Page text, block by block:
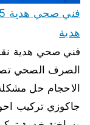
هدية
فني صحي هدية
الصرف الصحي
الاحجام حل
جاكوزي تركيب